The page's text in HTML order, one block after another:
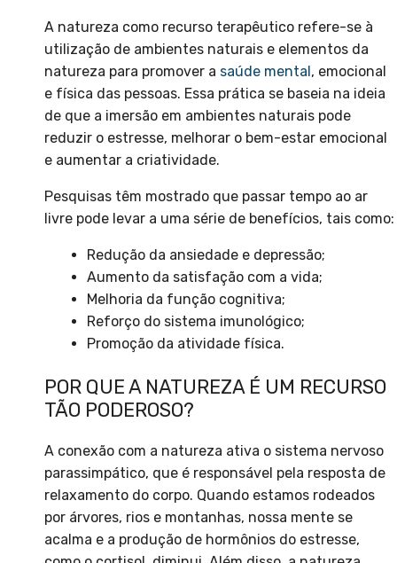
A natureza como recurso terapêutico refere-se à
utilização de ambientes naturais e elementos da
natureza para promover a saúde mental , emocional
e física das pessoas. Essa prática se baseia na ideia
de que a imersão em ambientes naturais pode
reduzir o estresse, melhorar o bem-estar emocional
e aumentar a criatividade.
Pesquisas têm mostrado que passar tempo ao ar
livre pode levar a uma série de benefícios, tais como:
Redução da ansiedade e depressão;
Aumento da satisfação com a vida;
Melhoria da função cognitiva;
Reforço do sistema imunológico;
Promoção da atividade física.
POR QUE A NATUREZA É UM RECURSO
TÃO PODEROSO?
A conexão com a natureza ativa o sistema nervoso
parassimpático, que é responsável pela resposta de
relaxamento do corpo. Quando estamos rodeados
por árvores, rios e montanhas, nossa mente se
acalma e a produção de hormônios do estresse,